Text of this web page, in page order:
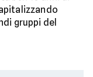
gruppi del